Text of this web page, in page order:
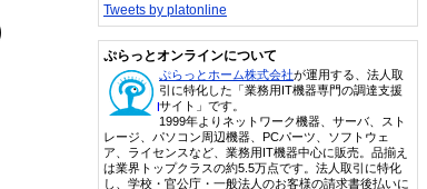
Tweets by platonline
ぷらっとオンラインについて
ぷらっとホーム株式会社が運用する、法人取
引に特化した「業務用IT機器専門の調達支援
サイト」です。
1999年よりネットワーク機器、サーバ、スト
レージ、パソコン周辺機器、PCパーツ、ソフトウェ
ア、ライセンスなど、業務用IT機器中心に販売。品揃え
は業界トップクラスの約5.5万点です。法人取引に特化
し、学校・官公庁・一般法人のお客様の請求書後払いに